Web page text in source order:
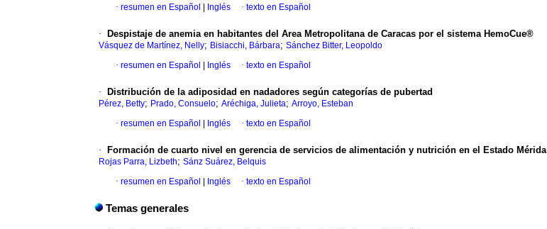
· resumen en Español Inglés · texto en Español
· Despistaje de anemia en habitantes del Area Metropolitana de Caracas por el sistema HemoCue®
Vásquez de Martínez, Nelly; Bisiacchi, Bárbara; Sánchez Bitter, Leopoldo
· resumen en Español Inglés · texto en Español
· Distribución de la adiposidad en nadadores según categorías de pubertad
Pérez, Betty; Prado, Consuelo; Aréchiga, Julieta; Arroyo, Esteban
· resumen en Español Inglés · texto en Español
· Formación de cuarto nivel en gerencia de servicios de alimentación y nutrición en el Estado Mérida
Rojas Parra, Lizbeth; Sánz Suárez, Belquis
· resumen en Español Inglés · texto en Español
Temas generales